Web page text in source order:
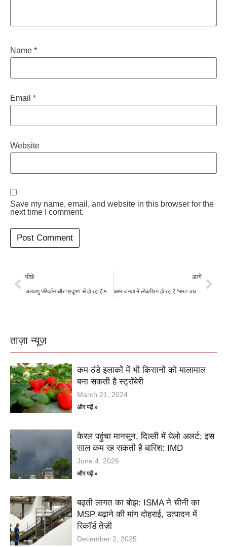
Name *
Email *
Website
Save my name, email, and website in this browser for the
next time I comment.
पीछे
जलवायु परिवर्तन और प्रदूषण से हो रहा है मछली के कारोबार पर असर
आगे
आम जनता में लोकप्रिय हो रहा है ‘भारत चावल’ और ‘ भारत आटा, बाजार से है कम कीमत
ताज़ा न्यूज़
कम ठंडे इलाकों में भी किसानों को मालामाल
बना सकती है स्ट्रॉबेरी
March 21, 2024
और पढ़ें »
केरल पहुंचा मानसून, दिल्ली में येलो अलर्ट; इस
साल कम रह सकती है बारिश: IMD
June 4, 2026
और पढ़ें »
बढ़ती लागत का बोझ: ISMA ने चीनी का
MSP बढ़ाने की मांग दोहराई, उत्पादन में
रिकॉर्ड तेज़ी
December 2, 2025